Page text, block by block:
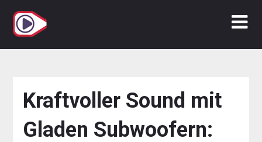
Inhalt
springen
Kraftvoller Sound mit
Gladen Subwoofern: